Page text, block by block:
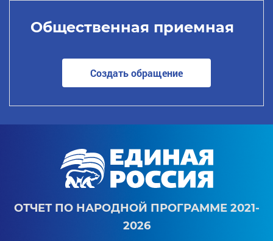
Общественная приемная
Создать обращение
ОТЧЕТ ПО НАРОДНОЙ ПРОГРАММЕ 2021-
2026